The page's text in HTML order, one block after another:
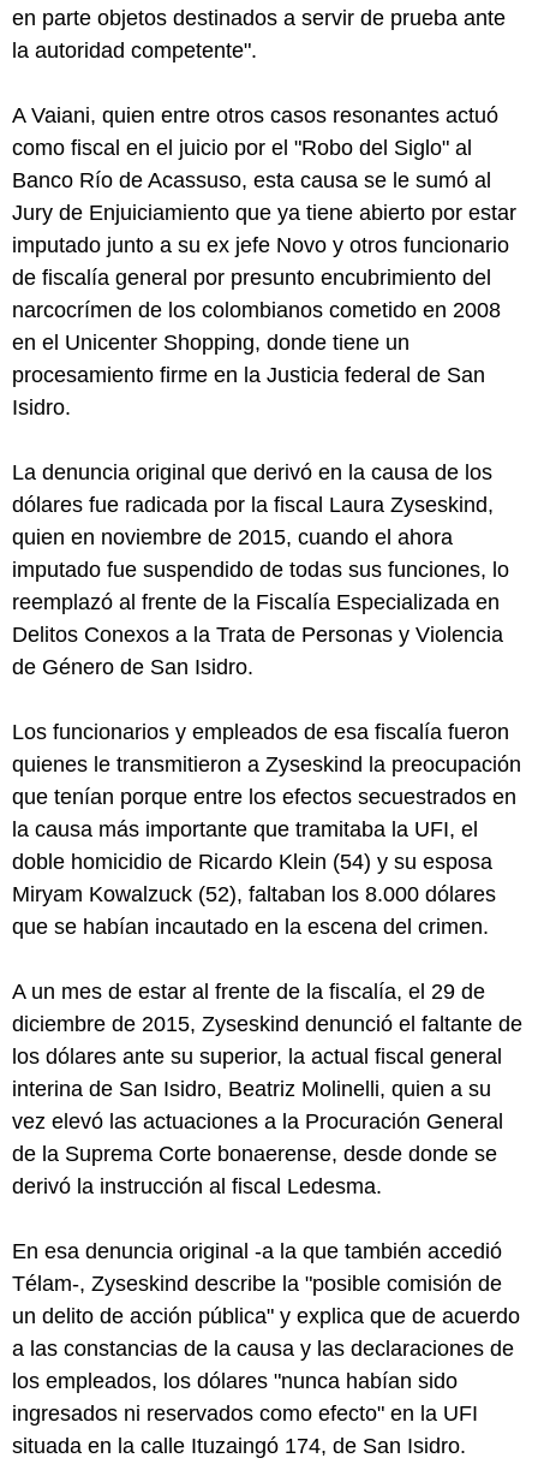
en parte objetos destinados a servir de prueba ante
la autoridad competente".
A Vaiani, quien entre otros casos resonantes actuó
como fiscal en el juicio por el "Robo del Siglo" al
Banco Río de Acassuso, esta causa se le sumó al
Jury de Enjuiciamiento que ya tiene abierto por estar
imputado junto a su ex jefe Novo y otros funcionario
de fiscalía general por presunto encubrimiento del
narcocrímen de los colombianos cometido en 2008
en el Unicenter Shopping, donde tiene un
procesamiento firme en la Justicia federal de San
Isidro.
La denuncia original que derivó en la causa de los
dólares fue radicada por la fiscal Laura Zyseskind,
quien en noviembre de 2015, cuando el ahora
imputado fue suspendido de todas sus funciones, lo
reemplazó al frente de la Fiscalía Especializada en
Delitos Conexos a la Trata de Personas y Violencia
de Género de San Isidro.
Los funcionarios y empleados de esa fiscalía fueron
quienes le transmitieron a Zyseskind la preocupación
que tenían porque entre los efectos secuestrados en
la causa más importante que tramitaba la UFI, el
doble homicidio de Ricardo Klein (54) y su esposa
Miryam Kowalzuck (52), faltaban los 8.000 dólares
que se habían incautado en la escena del crimen.
A un mes de estar al frente de la fiscalía, el 29 de
diciembre de 2015, Zyseskind denunció el faltante de
los dólares ante su superior, la actual fiscal general
interina de San Isidro, Beatriz Molinelli, quien a su
vez elevó las actuaciones a la Procuración General
de la Suprema Corte bonaerense, desde donde se
derivó la instrucción al fiscal Ledesma.
En esa denuncia original -a la que también accedió
Télam-, Zyseskind describe la "posible comisión de
un delito de acción pública" y explica que de acuerdo
a las constancias de la causa y las declaraciones de
los empleados, los dólares "nunca habían sido
ingresados ni reservados como efecto" en la UFI
situada en la calle Ituzaingó 174, de San Isidro.